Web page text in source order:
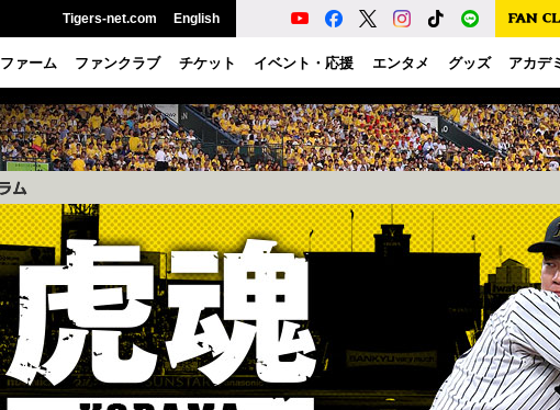
Tigers-net.com English
ファーム ファンクラブ チケット イベント・応援 エンタメ グッズ アカデ